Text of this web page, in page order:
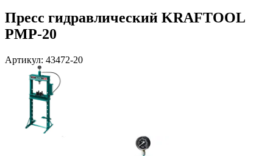
Пресс гидравлический KRAFTOOL
PMP-20
Артикул: 43472-20